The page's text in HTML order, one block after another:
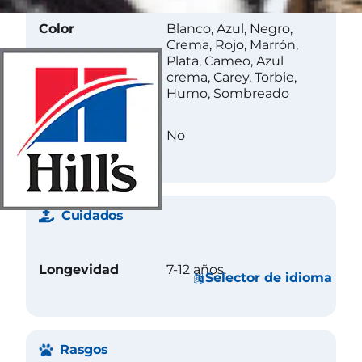
Selector de idioma
Color
Blanco, Azul, Negro,
Crema, Rojo, Marrón,
Plata, Cameo, Azul
crema, Carey, Torbie,
Humo, Sombreado
Less Allergenic No
Cuidados
Longevidad 7-12 años.
Rasgos